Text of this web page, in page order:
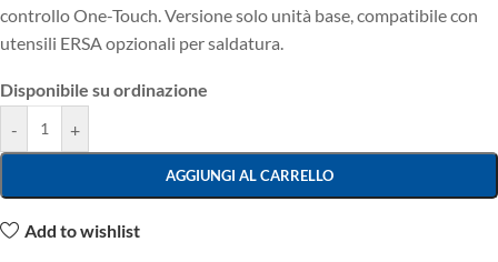
controllo One-Touch. Versione solo unità base, compatibile con
utensili ERSA opzionali per saldatura.
Disponibile su ordinazione
-
+
AGGIUNGI AL CARRELLO
Add to wishlist